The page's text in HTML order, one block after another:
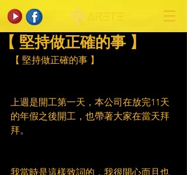
【 堅持做正確的事 】
【 堅持做正確的事 】
上週是開工第一天，本公司在放完11天
的年假之後開工，也帶著大家在當天拜
拜。
我當時是這樣致詞的，我很開心而且也